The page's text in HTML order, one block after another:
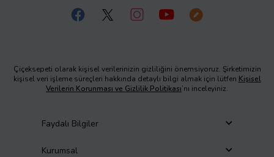
Çiçeksepeti olarak kişisel verilerinizin gizliliğini önemsiyoruz. Şirketimizin
kişisel veri işleme süreçleri hakkında detaylı bilgi almak için lütfen Kişisel
Verilerin Korunması ve Gizlilik Politikası’nı inceleyiniz.
Faydalı Bilgiler
Kurumsal